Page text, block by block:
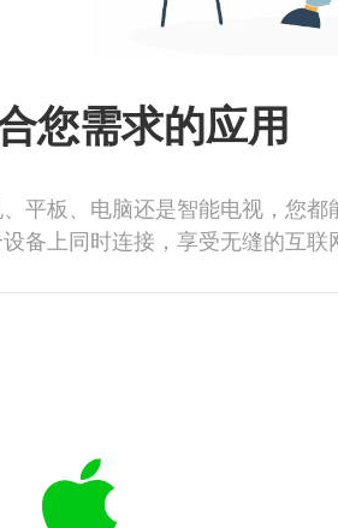
您需求的应用
平板、电脑还是智能电视，您都
备上同时连接，享受无缝的互联